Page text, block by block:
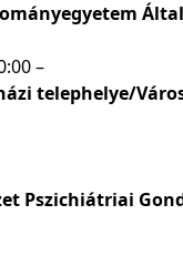
–
telephelye/
Pszichiátriai